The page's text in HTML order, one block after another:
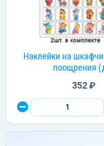
Наклейки на
поощрения
352 ₽